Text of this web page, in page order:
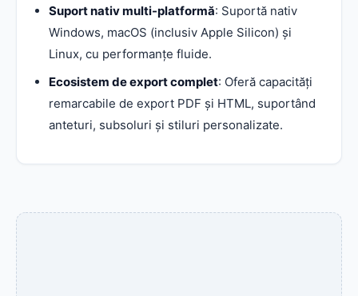
Suport nativ multi-platformă: Suportă nativ
Windows, macOS (inclusiv Apple Silicon) și
Linux, cu performanțe fluide.
Ecosistem de export complet: Oferă capacități
remarcabile de export PDF și HTML, suportând
anteturi, subsoluri și stiluri personalizate.